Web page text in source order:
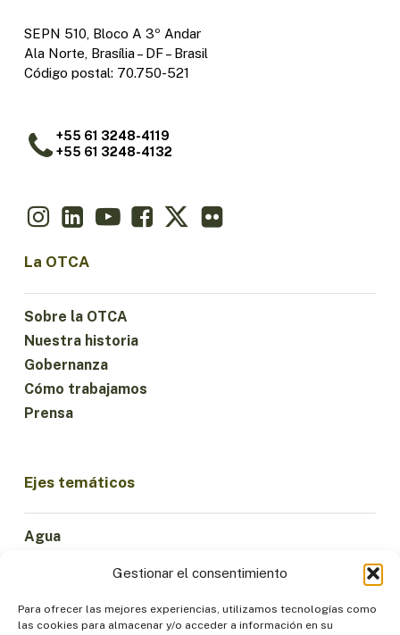
Gestionar el consentimiento
Para ofrecer las mejores experiencias, utilizamos tecnologías como
las cookies para almacenar y/o acceder a información en su
SEPN 510, Bloco A 3º Andar
Ala Norte, Brasília – DF – Brasil
Código postal: 70.750-521
+55 61 3248-4119
+55 61 3248-4132
La OTCA
Sobre la OTCA
Nuestra historia
Gobernanza
Cómo trabajamos
Prensa
Ejes temáticos
Agua
Economía Sostenible